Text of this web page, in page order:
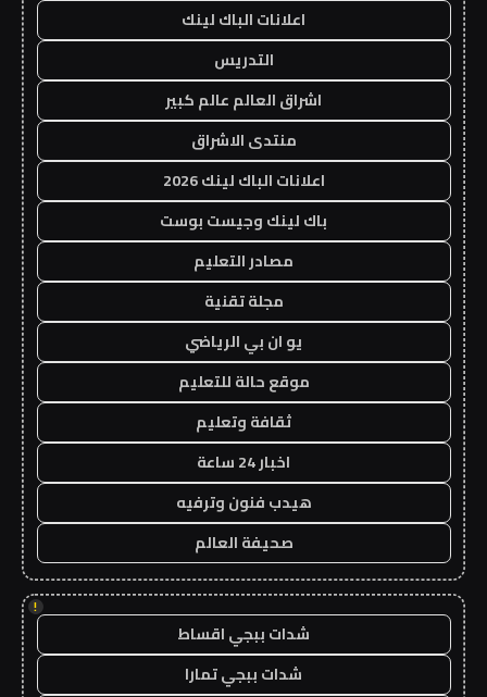
اعلانات الباك لينك
التدريس
اشراق العالم عالم كبير
منتدى الاشراق
اعلانات الباك لينك 2026
باك لينك وجيست بوست
مصادر التعليم
مجلة تقنية
يو ان بي الرياضي
موقع حالة للتعليم
ثقافة وتعليم
اخبار 24 ساعة
هيدب فنون وترفيه
صحيفة العالم
!
شدات ببجي اقساط
شدات ببجي تمارا